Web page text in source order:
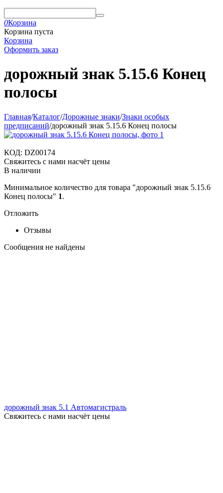
0Корзина
Корзина пуста
Корзина
Оформить заказ
дорожный знак 5.15.6 Конец
полосы
Главная/Каталог/Дорожные знаки/Знаки особых
предписаний/дорожный знак 5.15.6 Конец полосы
КОД: DZ00174
Свяжитесь с нами насчёт цены
В наличии
Минимальное количество для товара "дорожный знак 5.15.6
Конец полосы" 1.
Отложить
Отзывы
Сообщения не найдены
дорожный знак 5.1 Автомагистраль
Свяжитесь с нами насчёт цены